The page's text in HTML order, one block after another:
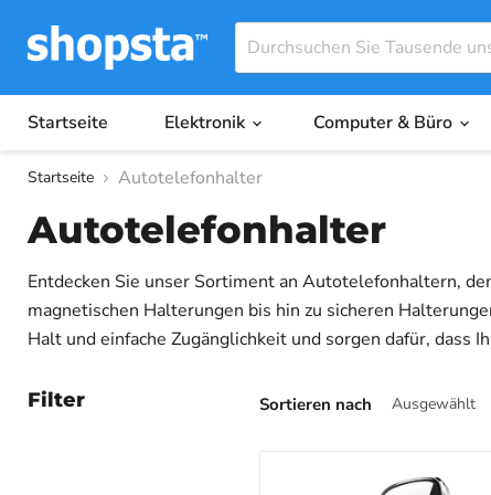
Startseite Elektronik Computer & Büro
Startseite Autotelefonhalter
Autotelefonhalter
Entdecken Sie unser Sortiment an Autotelefonhaltern,
magnetischen Halterungen bis hin zu sicheren
Halt und einfache Zugänglichkeit und sorgen dafür, dass
Filter Sortieren nach